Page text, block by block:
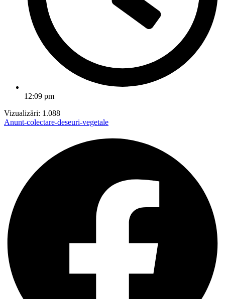
12:09 pm
Vizualizări: 1.088
Anunt-colectare-deseuri-vegetale